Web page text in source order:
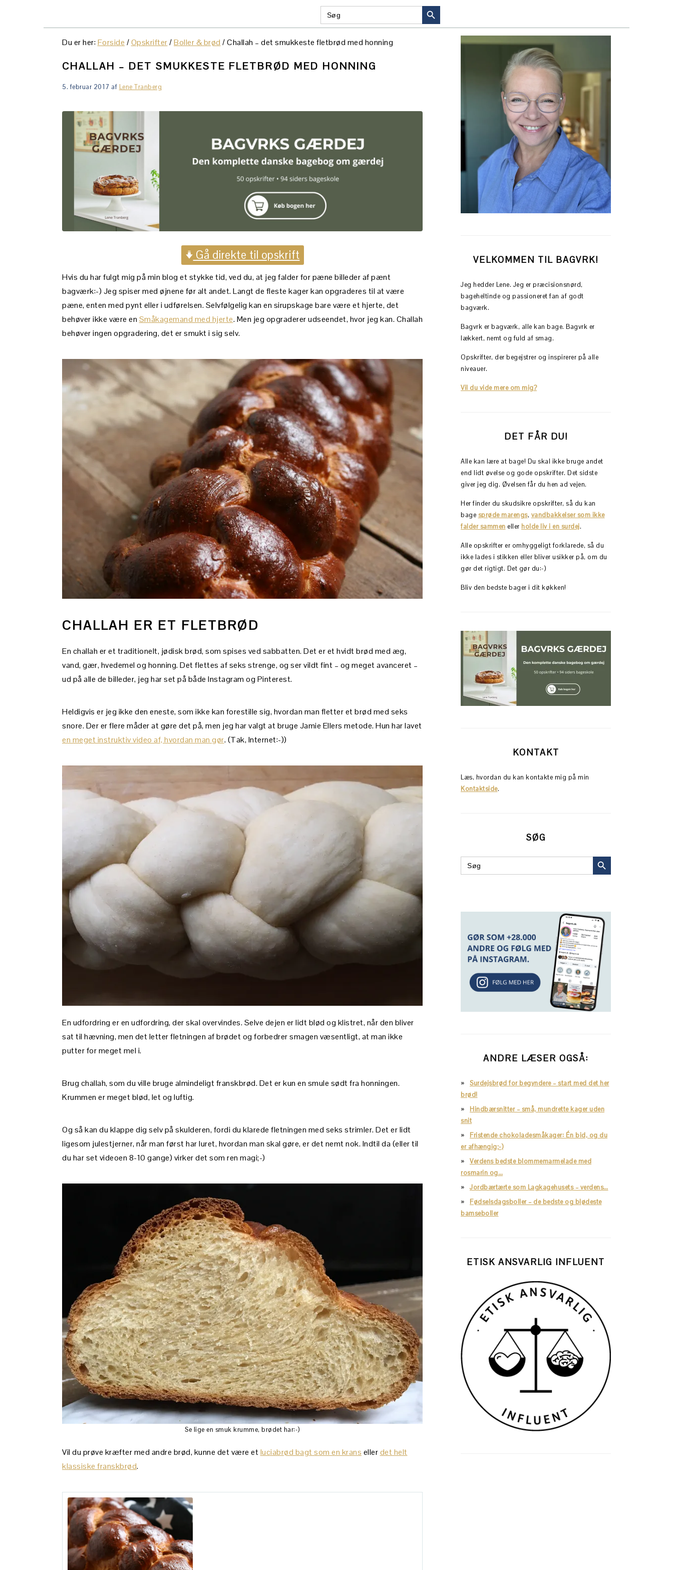
MENU:
SOCIAL
Search
for:
SEARCH BUTTON
Du er her:Forside /Opskrifter/Boller & brød /Challah – det smukkeste fletbrød med honning
CHALLAH – DET SMUKKESTE FLETBRØD MED HONNING
5. februar 2017 af Lene Tranberg
Gå direkte til opskrift
Hvis du har fulgt mig på min blog et stykke tid, ved du, at jeg falder for pæne billeder af pænt
bagværk:-) Jeg spiser med øjnene før alt andet. Langt de fleste kager kan opgraderes til at være
pæne, enten med pynt eller i udførelsen. Selvfølgelig kan en sirupskage bare være et hjerte, det
behøver ikke være en Småkagemand med hjerte. Men jeg opgraderer udseendet, hvor jeg kan. Challah
behøver ingen opgradering, det er smukt i sig selv.
CHALLAH ER ET FLETBRØD
En challah er et traditionelt, jødisk brød, som spises ved sabbatten. Det er et hvidt brød med æg,
vand, gær, hvedemel og honning. Det flettes af seks strenge, og ser vildt fint – og meget avanceret –
ud på alle de billeder, jeg har set på både Instagram og Pinterest.
Heldigvis er jeg ikke den eneste, som ikke kan forestille sig, hvordan man fletter et brød med seks
snore. Der er flere måder at gøre det på, men jeg har valgt at bruge Jamie Ellers metode. Hun har lavet
en meget instruktiv video af, hvordan man gør. (Tak, Internet:-))
En udfordring er en udfordring, der skal overvindes. Selve dejen er lidt blød og klistret, når den bliver
sat til hævning, men det letter fletningen af brødet og forbedrer smagen væsentligt, at man ikke
putter for meget mel i.
Brug challah, som du ville bruge almindeligt franskbrød. Det er kun en smule sødt fra honningen.
Krummen er meget blød, let og luftig.
Og så kan du klappe dig selv på skulderen, fordi du klarede fletningen med seks strimler. Det er lidt
ligesom julestjerner, når man først har luret, hvordan man skal gøre, er det nemt nok. Indtil da (eller til
du har set videoen 8-10 gange) virker det som ren magi;-)
Se lige en smuk krumme, brødet har:-)
Vil du prøve kræfter med andre brød, kunne det være etluciabrød bagt som en krans ellerdet helt
klassiske franskbrød.
PRIMÆR
SIDEBAR
VELKOMMEN TIL BAGVRK!
Jeg hedder Lene. Jeg er præcisionsnørd,
bageheltinde og passioneret fan af godt
bagværk.
Bagvrk er bagværk, alle kan bage. Bagvrk er
lækkert, nemt og fuld af smag.
Opskrifter, der begejstrer og inspirerer på alle
niveauer.
Vil du vide mere om mig?
DET FÅR DU!
Alle kan lære at bage! Du skal ikke bruge andet
end lidt øvelse og gode opskrifter. Det sidste
giver jeg dig. Øvelsen får du hen ad vejen.
Her finder du skudsikre opskrifter, så du kan
bage sprøde marengs, vandbakkelser som ikke
falder sammen eller holde liv i en surdej.
Alle opskrifter er omhyggeligt forklarede, så du
ikke lades i stikken eller bliver usikker på, om du
gør det rigtigt. Det gør du:-)
Bliv den bedste bager i dit køkken!
KONTAKT
Læs, hvordan du kan kontakte mig på min
Kontaktside.
SØG
Search
for:
SEARCH BUTTON
ANDRE LÆSER OGSÅ:
Surdejsbrød for begyndere – start med det her
brød!
Hindbærsnitter – små, mundrette kager uden
snit
Fristende chokoladesmåkager: Én bid, og du
er afhængig;-)
Verdens bedste blommemarmelade med
rosmarin og…
Jordbærtærte som Lagkagehusets – verdens…
Fødselsdagsboller – de bedste og blødeste
bamseboller
ETISK ANSVARLIG INFLUENT